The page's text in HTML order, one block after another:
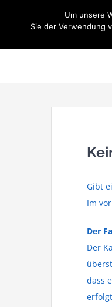
Gibt
Im
Der
Der
dass
Um unsere
Sie der Verwendung